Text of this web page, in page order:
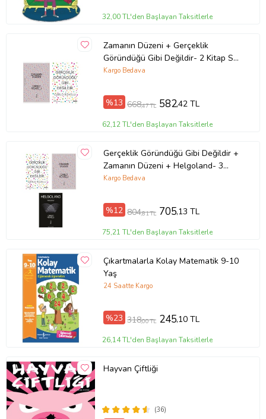
32,00 TL'den Başlayan Taksitlerle
Zamanın Düzeni + Gerçeklik
Göründüğü Gibi Değildir- 2 Kitap Set
- Iş Bankası Özel Set Zamanın
Kargo Bedava
%13 668,47 TL 582,42 TL
62,12 TL'den Başlayan Taksitlerle
Gerçeklik Göründüğü Gibi Değildir +
Zamanın Düzeni + Helgoland- 3
Kitap Set - Iş Bankası Özel Set
Kargo Bedava
%12 804,81 TL 705,13 TL
75,21 TL'den Başlayan Taksitlerle
Çıkartmalarla Kolay Matematik 9-10
Yaş
24 Saatte Kargo
%23 318,00 TL 245,10 TL
26,14 TL'den Başlayan Taksitlerle
Hayvan Çiftliği
(36)